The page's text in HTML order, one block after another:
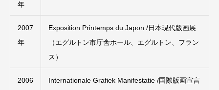
年
2007
年
Exposition Printemps du Japon /日本現代版画展
（エグルトン市庁舎ホール、エグルトン、フラン
ス）
2006
Internationale Grafiek Manifestatie /国際版画宣言